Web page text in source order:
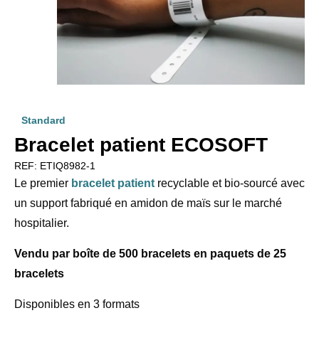
Standard
Bracelet patient ECOSOFT
REF: ETIQ8982-1
Le premier bracelet patient recyclable et bio-sourcé avec
un support fabriqué en amidon de maïs sur le marché
hospitalier.
Vendu par boîte de 500 bracelets en paquets de 25
bracelets
Disponibles en 3 formats